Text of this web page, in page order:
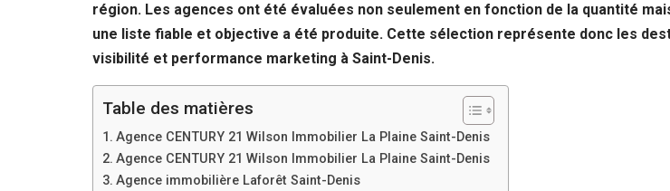
région. Les agences ont été évaluées non seulement en fonction de la quantité
une liste fiable et objective a été produite. Cette sélection représente donc les
visibilité et performance marketing à Saint-Denis.
Table des matières
Agence CENTURY 21 Wilson Immobilier La Plaine Saint-Denis
Agence CENTURY 21 Wilson Immobilier La Plaine Saint-Denis
Agence immobilière Laforêt Saint-Denis